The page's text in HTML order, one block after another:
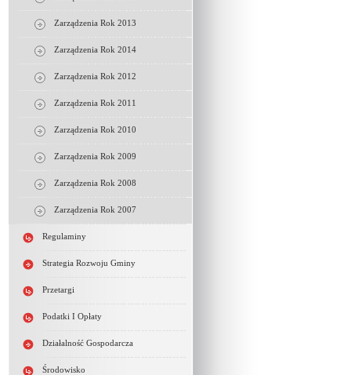
Zarządzenia Rok 2013
Zarządzenia Rok 2014
Zarządzenia Rok 2012
Zarządzenia Rok 2011
Zarządzenia Rok 2010
Zarządzenia Rok 2009
Zarządzenia Rok 2008
Zarządzenia Rok 2007
Regulaminy
Strategia Rozwoju Gminy
Przetargi
Podatki I Opłaty
Działalność Gospodarcza
Środowisko